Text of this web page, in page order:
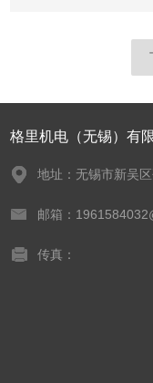
格里机电（无锡）有
地址：无锡市新吴
邮箱：
传真：